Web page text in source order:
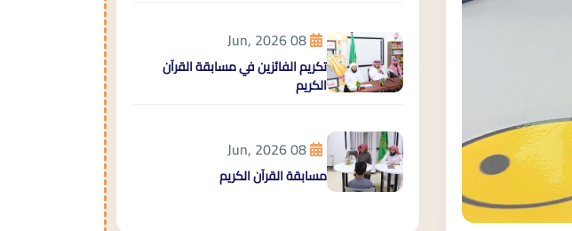
08 Jun, 2026
تكريم الفائزين في مسابقة القرآن
الكريم
08 Jun, 2026
مسابقة القرآن الكريم